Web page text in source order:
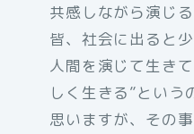
共感しながら演じ
皆、社会に出ると
人間を演じて生き
しく生きる”という
思いますが、その